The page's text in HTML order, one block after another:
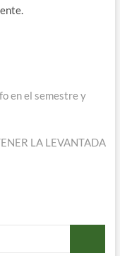
en el semestre y
LA LEVANTADA